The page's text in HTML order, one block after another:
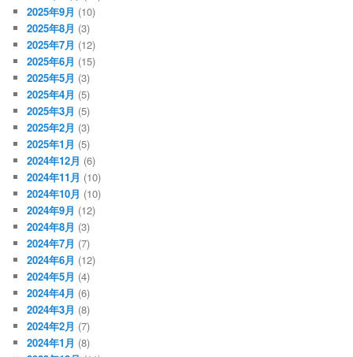
2025年9月 (10)
2025年8月 (3)
2025年7月 (12)
2025年6月 (15)
2025年5月 (3)
2025年4月 (5)
2025年3月 (5)
2025年2月 (3)
2025年1月 (5)
2024年12月 (6)
2024年11月 (10)
2024年10月 (10)
2024年9月 (12)
2024年8月 (3)
2024年7月 (7)
2024年6月 (12)
2024年5月 (4)
2024年4月 (6)
2024年3月 (8)
2024年2月 (7)
2024年1月 (8)